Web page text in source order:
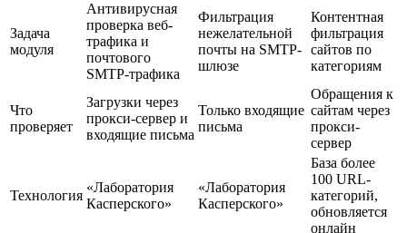
Задача
модуля
Антивирусная
проверка веб-
трафика и
почтового
SMTP-трафика
Фильтрация
нежелательной
почты на SMTP-
шлюзе
Контентная
фильтрация
сайтов по
категориям
Что
проверяет
Загрузки через
прокси-сервер и
входящие письма
Только входящие
письма
Обращения к
сайтам через
прокси-
сервер
Технология
«Лаборатория
Касперского»
«Лаборатория
Касперского»
База более
100 URL-
категорий,
обновляется
онлайн